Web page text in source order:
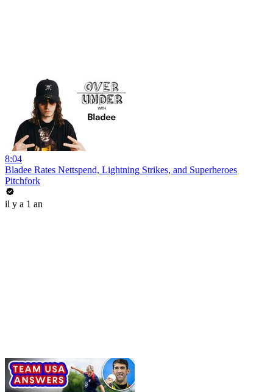
8:04
Bladee Rates Nettspend, Lightning Strikes, and Superheroes
Pitchfork
il y a 1 an